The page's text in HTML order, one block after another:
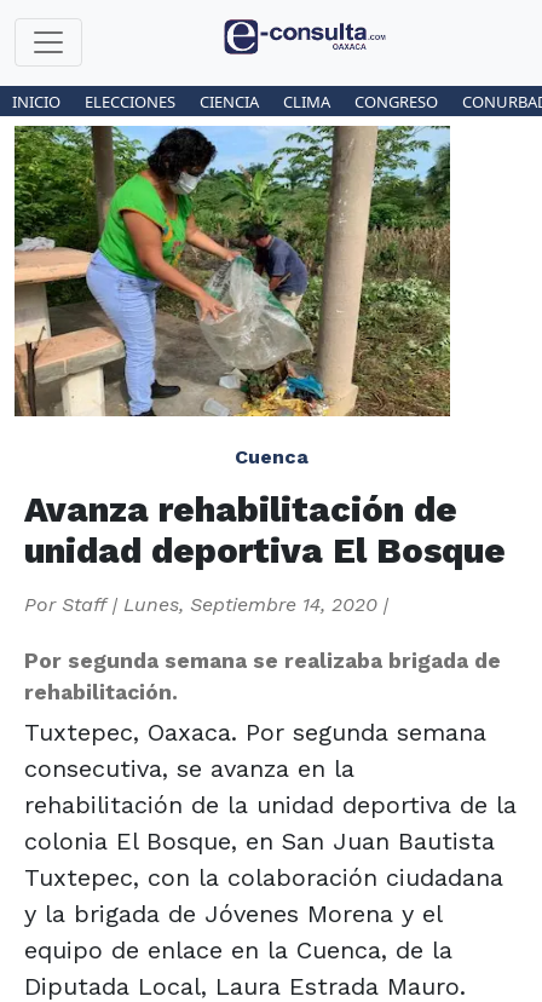
INICIO ELECCIONES CIENCIA CLIMA CONGRESO
Cuenca
Avanza rehabilitación de
unidad deportiva El Bosque
Por Staff| Lunes, Septiembre 14, 2020 |
Por segunda semana se realizaba brigada de
rehabilitación.
Tuxtepec, Oaxaca. Por segunda semana
consecutiva, se avanza en la
rehabilitación de la unidad deportiva de la
colonia El Bosque, en San Juan Bautista
Tuxtepec, con la colaboración ciudadana
y la brigada de Jóvenes Morena y el
equipo de enlace en la Cuenca, de la
Diputada Local, Laura Estrada Mauro.